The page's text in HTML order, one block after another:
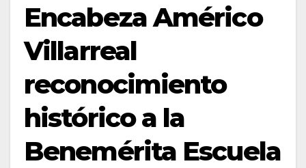
Encabeza Américo
Villarreal
reconocimiento
histórico a la
Benemérita Escuela